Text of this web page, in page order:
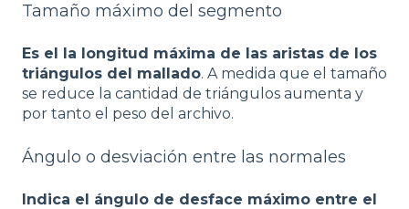
Tamaño máximo del segmento
Es el la longitud máxima de las aristas de los
triángulos del mallado. A medida que el tamaño
se reduce la cantidad de triángulos aumenta y
por tanto el peso del archivo.
Ángulo o desviación entre las normales
Indica el ángulo de desface máximo entre el